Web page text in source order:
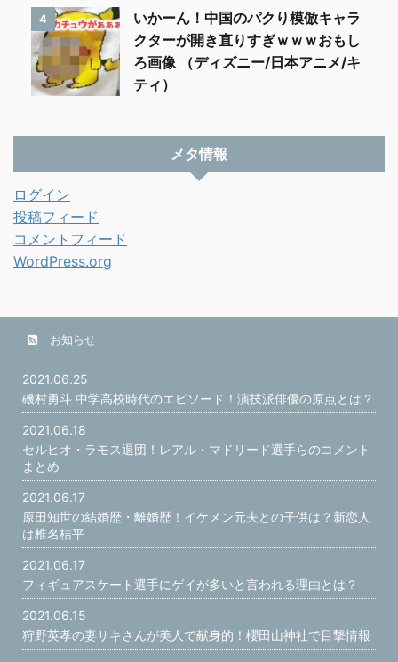
4
いかーん！中国のパクり模倣キャラ
クターが開き直りすぎｗｗｗおもし
ろ画像 （ディズニー/日本アニメ/キ
ティ）
メタ情報
ログイン
投稿フィード
コメントフィード
WordPress.org
お知らせ
2021.06.25
磯村勇斗 中学高校時代のエピソード！演技派俳優の原点とは？
2021.06.18
セルヒオ・ラモス退団！レアル・マドリード選手らのコメント
まとめ
2021.06.17
原田知世の結婚歴・離婚歴！イケメン元夫との子供は？新恋人
は椎名桔平
2021.06.17
フィギュアスケート選手にゲイが多いと言われる理由とは？
2021.06.15
狩野英孝の妻サキさんが美人で献身的！櫻田山神社で目撃情報